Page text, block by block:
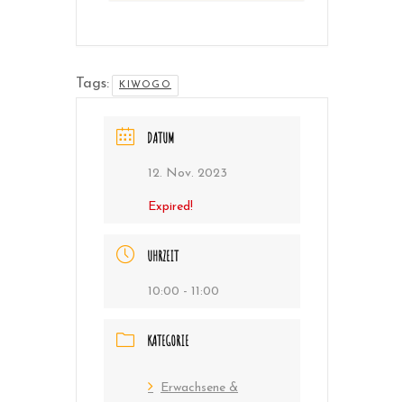
Tags: KIWOGO
DATUM
12. Nov. 2023
Expired!
UHRZEIT
10:00 - 11:00
KATEGORIE
Erwachsene &